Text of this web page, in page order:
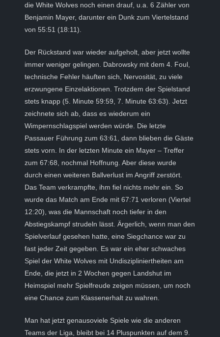
die White Wolves noch einen drauf, u.a. 6 Zähler von
Benjamin Mayer, darunter ein Dunk zum Viertelstand
von 55:51 (18:11).
Der Rückstand war wieder aufgeholt, aber jetzt wollte
immer weniger gelingen. Dabrowsky mit dem 4. Foul,
technische Fehler häuften sich, Nervosität, zu viele
erzwungene Einzelaktionen. Trotzdem der Spielstand
stets knapp (5. Minute 59:59, 7. Minute 63:63). Jetzt
zeichnete sich ab, dass es wiederum ein
Wimpernschlagspiel werden würde. Die letzte
Passauer Führung zum 63:61, dann blieben die Gäste
stets vorn. In der letzten Minute ein Mayer – Treffer
zum 67:68, nochmal Hoffnung. Aber diese wurde
durch einen weiteren Ballverlust im Angriff zerstört.
Das Team verkrampfte, ihm fiel nichts mehr ein. So
wurde das Match am Ende mit 67:71 verloren (Viertel
12:20), was die Mannschaft noch tiefer in den
Abstiegskampf strudeln lässt. Ärgerlich, wenn man den
Spielverlauf gesehen hatte, eine Siegchance war zu
fast jeder Zeit gegeben. Es war ein eher schwaches
Spiel der White Wolves mit Undiszipliniertheiten am
Ende, die jetzt in 2 Wochen gegen Landshut im
Heimspiel mehr Spielfreude zeigen müssen, um noch
eine Chance zum Klassenerhalt zu wahren.
Man hat jetzt genausoviele Spiele wie die anderen
Teams der Liga, bleibt bei 14 Pluspunkten auf dem 9.